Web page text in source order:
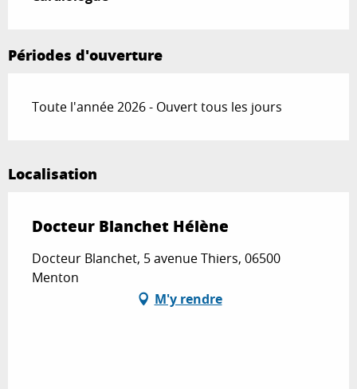
Périodes d'ouverture
Toute l'année 2026 - Ouvert tous les jours
Localisation
Docteur Blanchet Hélène
Docteur Blanchet, 5 avenue Thiers, 06500
Menton
M'y rendre